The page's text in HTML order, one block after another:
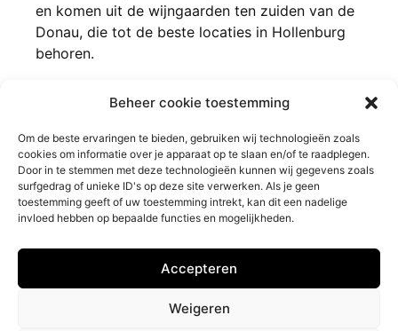
Beheer cookie toestemming
Om de beste ervaringen te bieden, gebruiken wij technologieën zoals
cookies om informatie over je apparaat op te slaan en/of te raadplegen.
Door in te stemmen met deze technologieën kunnen wij gegevens zoals
surfgedrag of unieke ID's op deze site verwerken. Als je geen
toestemming geeft of uw toestemming intrekt, kan dit een nadelige
invloed hebben op bepaalde functies en mogelijkheden.
Accepteren
Weigeren
en komen uit de wijngaarden ten zuiden van de
Donau, die tot de beste locaties in Hollenburg
behoren.
Mundus Vini 2025 zilver
Barrique Wijnen Klantendienst